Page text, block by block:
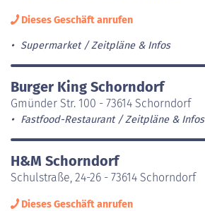
Dieses Geschäft anrufen
Supermarket Zeitpläne & Infos
Burger King Schorndorf
Gmünder Str. 100 - 73614 Schorndorf
Fastfood-Restaurant Zeitpläne & Infos
H&M Schorndorf
Schulstraße, 24-26 - 73614 Schorndorf
Dieses Geschäft anrufen